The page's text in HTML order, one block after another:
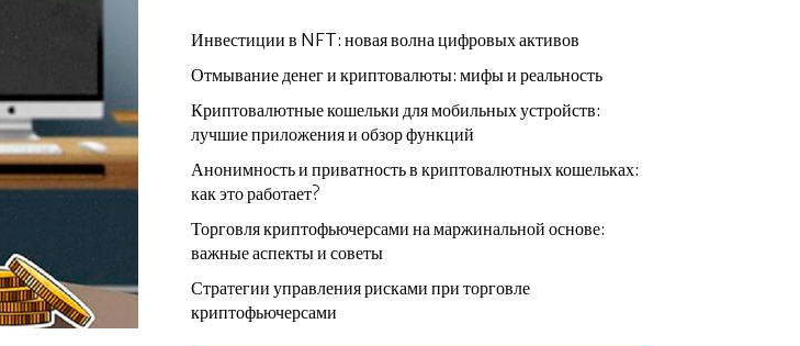
Инвестиции в NFT: новая волна цифровых активов
Отмывание денег и криптовалюты: мифы и реальность
Криптовалютные кошельки для мобильных устройств:
лучшие приложения и обзор функций
Анонимность и приватность в криптовалютных кошельках:
как это работает?
Торговля криптофьючерсами на маржинальной основе:
важные аспекты и советы
Стратегии управления рисками при торговле
криптофьючерсами